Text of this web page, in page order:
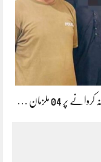
04 ملزمان …